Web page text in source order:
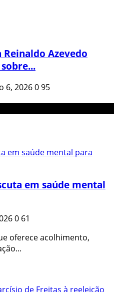
Reinaldo Azevedo
6, 2026095
em saúde mental
0 61
oferece acolhimento,